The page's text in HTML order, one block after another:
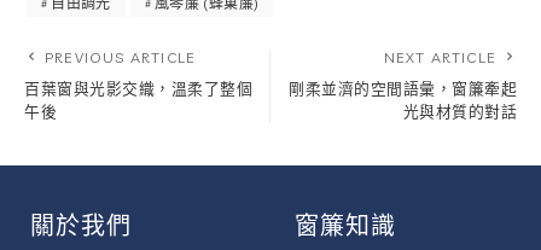
PREVIOUS ARTICLE
百葉窗與光影交織，溫柔了整個
午後
NEXT ARTICLE
剛柔並濟的空間語彙，窗簾牽起
光與材質的對話
關於我們 窗簾知識